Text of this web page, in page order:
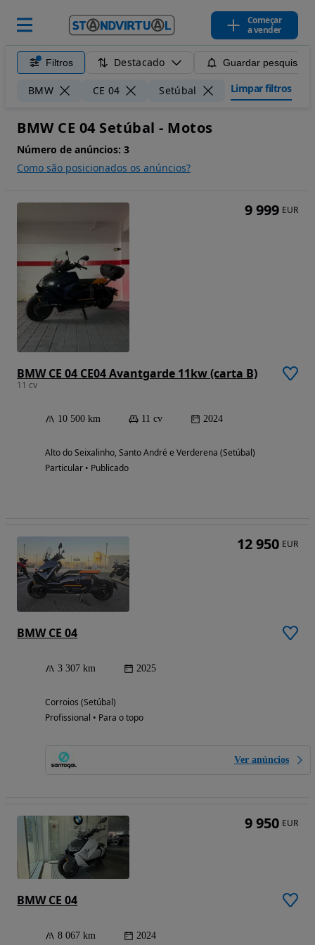
Começar
a vender
Filtros Destacado Guardar pesquisa
BMW CE 04 Setúbal Limpar filtros
BMW CE 04 Setúbal - Motos
Número de anúncios: 3
Como são posicionados os anúncios?
BMW CE 04 CE04 Avantgarde 11kw (carta B)
11 cv
10 500 km 11 cv 2024
Alto do Seixalinho, Santo André e Verderena (Setúbal)
Particular • Publicado
9 999 EUR
BMW CE 04
3 307 km 2025
Corroios (Setúbal)
Profissional • Para o topo
Ver anúncios
12 950 EUR
BMW CE 04
8 067 km 2024
9 950 EUR